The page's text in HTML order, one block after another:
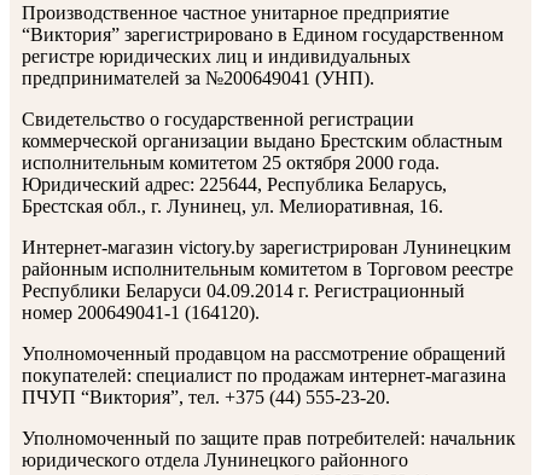
Производственное частное унитарное предприятие
“Виктория” зарегистрировано в Едином государственном
регистре юридических лиц и индивидуальных
предпринимателей за №200649041 (УНП).
Свидетельство о государственной регистрации
коммерческой организации выдано Брестским областным
исполнительным комитетом 25 октября 2000 года.
Юридический адрес: 225644, Республика Беларусь,
Брестская обл., г. Лунинец, ул. Мелиоративная, 16.
Интернет-магазин victory.by зарегистрирован Лунинецким
районным исполнительным комитетом в Торговом реестре
Республики Беларуси 04.09.2014 г. Регистрационный
номер 200649041-1 (164120).
Уполномоченный продавцом на рассмотрение обращений
покупателей: специалист по продажам интернет-магазина
ПЧУП “Виктория”, тел. +375 (44) 555-23-20.
Уполномоченный по защите прав потребителей: начальник
юридического отдела Лунинецкого районного